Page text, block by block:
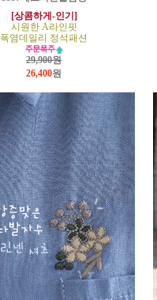
[상콤하게-인기]
시원한 A라인핏
폭염데일리 정석패션
29,900원
26,400원